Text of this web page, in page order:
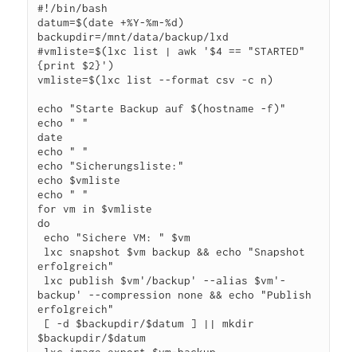
#!/bin/bash
datum=$(date +%Y-%m-%d)
backupdir=/mnt/data/backup/lxd
#vmliste=$(lxc list | awk '$4 == "STARTED"
{print $2}')
vmliste=$(lxc list --format csv -c n)
echo "Starte Backup auf $(hostname -f)"
echo " "
date
echo " "
echo "Sicherungsliste:"
echo $vmliste
echo " "
for vm in $vmliste
do
echo "Sichere VM: " $vm
erfolgreich"
backup' --compression none && echo "Publish
erfolgreich"
$backupdir/$datum